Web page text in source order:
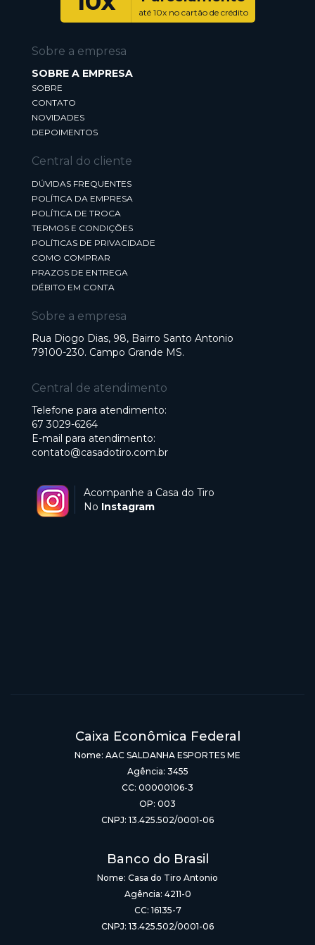
até 10x no cartão de crédito
Sobre a empresa
SOBRE A EMPRESA
SOBRE
CONTATO
NOVIDADES
DEPOIMENTOS
Central do cliente
DÚVIDAS FREQUENTES
POLÍTICA DA EMPRESA
POLÍTICA DE TROCA
TERMOS E CONDIÇÕES
POLÍTICAS DE PRIVACIDADE
COMO COMPRAR
PRAZOS DE ENTREGA
DÉBITO EM CONTA
Sobre a empresa
Rua Diogo Dias, 98, Bairro Santo Antonio
79100-230. Campo Grande MS.
Central de atendimento
Telefone para atendimento:
67 3029-6264
E-mail para atendimento:
contato@casadotiro.com.br
Acompanhe a Casa do Tiro
No Instagram
Caixa Econômica Federal
Nome: AAC SALDANHA ESPORTES ME
Agência: 3455
CC: 00000106-3
OP: 003
CNPJ: 13.425.502/0001-06
Banco do Brasil
Nome: Casa do Tiro Antonio
Agência: 4211-0
CC: 16135-7
CNPJ: 13.425.502/0001-06